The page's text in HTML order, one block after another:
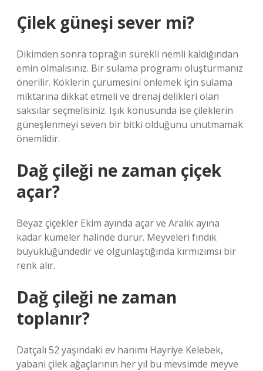
Çilek güneşi sever mi?
Dikimden sonra toprağın sürekli nemli kaldığından
emin olmalısınız. Bir sulama programı oluşturmanız
önerilir. Köklerin çürümesini önlemek için sulama
miktarına dikkat etmeli ve drenaj delikleri olan
saksılar seçmelisiniz. Işık konusunda ise çileklerin
güneşlenmeyi seven bir bitki olduğunu unutmamak
önemlidir.
Dağ çileği ne zaman çiçek
açar?
Beyaz çiçekler Ekim ayında açar ve Aralık ayına
kadar kümeler halinde durur. Meyveleri fındık
büyüklüğündedir ve olgunlaştığında kırmızımsı bir
renk alır.
Dağ çileği ne zaman
toplanır?
Datçalı 52 yaşındaki ev hanımı Hayriye Kelebek,
yabani çilek ağaçlarının her yıl bu mevsimde meyve